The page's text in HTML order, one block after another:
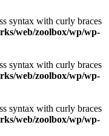
syntax with curly braces
web/zoolbox/wp/wp-
syntax with curly braces
web/zoolbox/wp/wp-
syntax with curly braces
web/zoolbox/wp/wp-